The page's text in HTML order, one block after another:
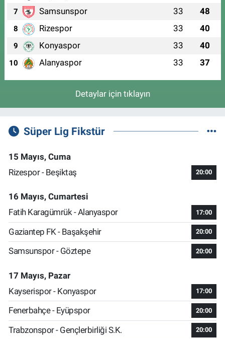
7 Samsunspor 33 48
8 Rizespor 33 40
9 Konyaspor 33 40
10 Alanyaspor 33 37
Detaylar için tıklayın
Süper Lig Fikstür
15 Mayıs, Cuma
Rizespor - Beşiktaş
20:00
16 Mayıs, Cumartesi
Fatih Karagümrük - Alanyaspor
17:00
Gaziantep FK - Başakşehir 20:00
Samsunspor - Göztepe 20:00
17 Mayıs, Pazar
Kayserispor - Konyaspor
17:00
Fenerbahçe - Eyüpspor 20:00
Trabzonspor - Gençlerbirliği S.K. 20:00